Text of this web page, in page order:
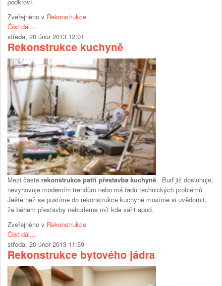
Zveřejněno v Rekonstrukce
Číst dál...
středa, 20 únor 2013 12:01
Rekonstrukce kuchyně
Mezi časté rekonstrukce patří přestavba kuchyně. Buď již dosluhuje,
nevyhovuje moderním trendům nebo má řadu technických problémů.
Ještě než se pustíme do rekonstrukce kuchyně musíme si uvědomit,
že během přestavby nebudeme mít kde vařit apod.
Zveřejněno v Rekonstrukce
Číst dál...
středa, 20 únor 2013 11:59
Rekonstrukce bytového jádra